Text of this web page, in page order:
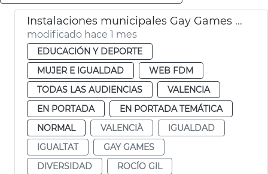
Instalaciones municipales Gay Games Ayuntamiento València
modificado hace 1 mes
EDUCACIÓN Y DEPORTE
MUJER E IGUALDAD
WEB FDM
TODAS LAS AUDIENCIAS
VALENCIA
EN PORTADA
EN PORTADA TEMÁTICA
NORMAL
VALENCIÀ
IGUALDAD
IGUALTAT
GAY GAMES
DIVERSIDAD
ROCÍO GIL